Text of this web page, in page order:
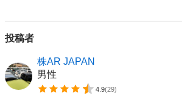
投稿者
株AR JAPAN
男性
4.9(29)